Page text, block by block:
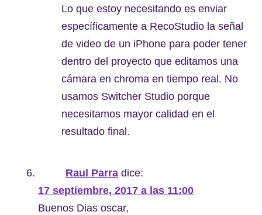
Lo que estoy necesitando es enviar
específicamente a RecoStudio la señal
de video de un iPhone para poder tener
dentro del proyecto que editamos una
cámara en chroma en tiempo real. No
usamos Switcher Studio porque
necesitamos mayor calidad en el
resultado final.
Raul Parra dice:
17 septiembre, 2017 a las 11:00
Buenos Dias oscar,